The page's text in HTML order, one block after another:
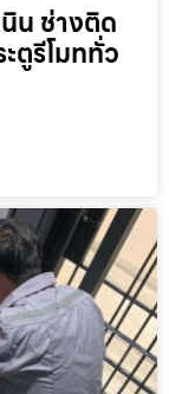
นิน ช่างติด
ตูรีโมททั่ว